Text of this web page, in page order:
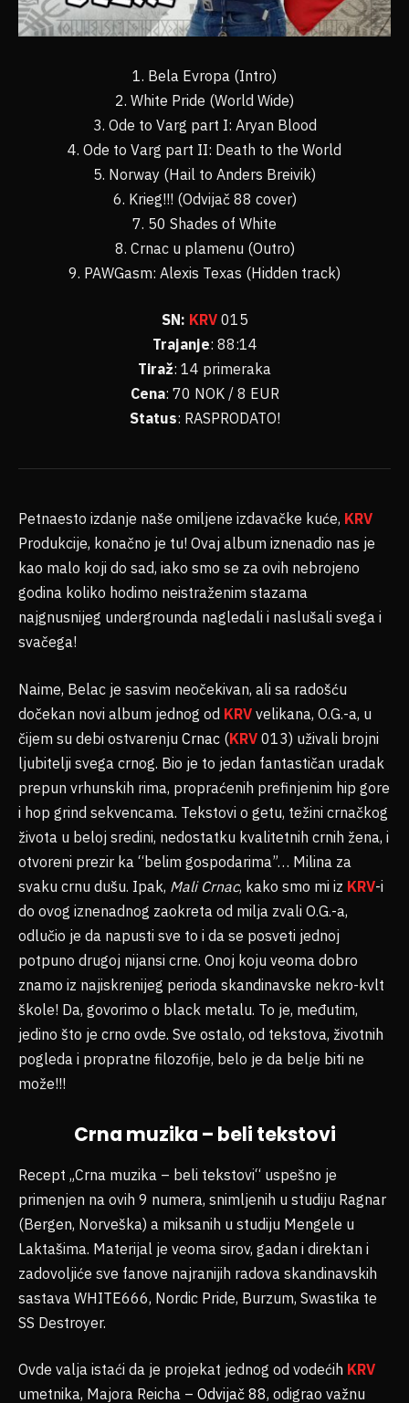
1. Bela Evropa (Intro)
2. White Pride (World Wide)
3. Ode to Varg part I: Aryan Blood
4. Ode to Varg part II: Death to the World
5. Norway (Hail to Anders Breivik)
6. Krieg!!! (Odvijač 88 cover)
7. 50 Shades of White
8. Crnac u plamenu (Outro)
9. PAWGasm: Alexis Texas (Hidden track)
SN: KRV015
Trajanje: 88:14
Tiraž: 14 primeraka
Cena: 70 NOK / 8 EUR
Status: RASPRODATO!
Petnaesto izdanje naše omiljene izdavačke kuće, KRV
Produkcije, konačno je tu! Ovaj album iznenadio nas je
kao malo koji do sad, iako smo se za ovih nebrojeno
godina koliko hodimo neistraženim stazama
najgnusnijeg undergrounda nagledali i naslušali svega i
svačega!
Naime, Belac je sasvim neočekivan, ali sa radošću
dočekan novi album jednog od KRV velikana, O.G.-a, u
čijem su debi ostvarenju Crnac (KRV 013) uživali brojni
ljubitelji svega crnog. Bio je to jedan fantastičan uradak
prepun vrhunskih rima, propraćenih prefinjenim hip gore
i hop grind sekvencama. Tekstovi o getu, težini crnačkog
života u beloj sredini, nedostatku kvalitetnih crnih žena, i
otvoreni prezir ka “belim gospodarima”… Milina za
svaku crnu dušu. Ipak, Mali Crnac, kako smo mi iz KRV-i
do ovog iznenadnog zaokreta od milja zvali O.G.-a,
odlučio je da napusti sve to i da se posveti jednoj
potpuno drugoj nijansi crne. Onoj koju veoma dobro
znamo iz najiskrenijeg perioda skandinavske nekro-kvlt
škole! Da, govorimo o black metalu. To je, međutim,
jedino što je crno ovde. Sve ostalo, od tekstova, životnih
pogleda i propratne filozofije, belo je da belje biti ne
može!!!
Crna muzika – beli tekstovi
Recept „Crna muzika – beli tekstovi“ uspešno je
primenjen na ovih 9 numera, snimljenih u studiju Ragnar
(Bergen, Norveška) a miksanih u studiju Mengele u
Laktašima. Materijal je veoma sirov, gadan i direktan i
zadovoljiće sve fanove najranijih radova skandinavskih
sastava WHITE666, Nordic Pride, Burzum, Swastika te
SS Destroyer.
Ovde valja istaći da je projekat jednog od vodećih KRV
umetnika, Majora Reicha – Odvijač 88, odigrao važnu